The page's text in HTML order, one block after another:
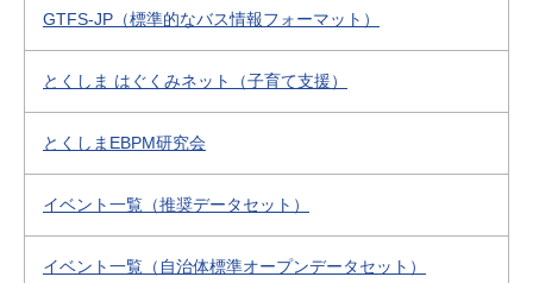
GTFS-JP（標準的なバス情報フォーマット）
とくしま はぐくみネット（子育て支援）
とくしまEBPM研究会
イベント一覧（推奨データセット）
イベント一覧（自治体標準オープンデータセット）